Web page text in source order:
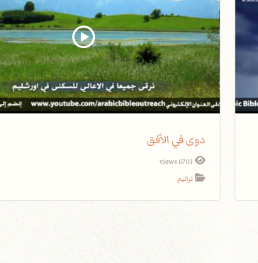
دوى في الأفق
ترانيم